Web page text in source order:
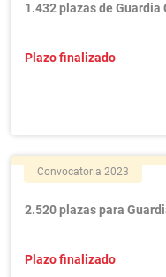
1.432 plazas de Guardia
Plazo finalizado
Convocatoria 2023
2.520 plazas para
Plazo finalizado